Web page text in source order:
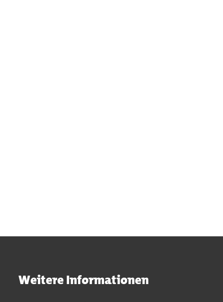
Weitere Informationen